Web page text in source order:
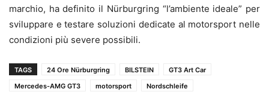
marchio, ha definito il Nürburgring “l’ambiente ideale” per
sviluppare e testare soluzioni dedicate al motorsport nelle
condizioni più severe possibili.
TAGS 24 Ore Nürburgring BILSTEIN
GT3 Art Car
Mercedes-AMG GT3
motorsport
Nordschleife